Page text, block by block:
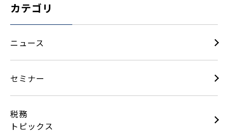
カテゴリ
ニュース
セミナー
税務
トピックス